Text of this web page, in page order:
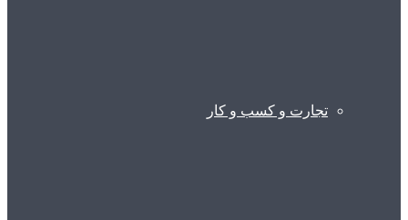
تجارت و کسب و کار